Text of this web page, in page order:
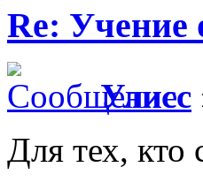
Re: Учение
Улисс
Для тех, кто